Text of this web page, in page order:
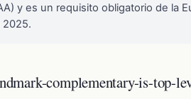
y es un requisito obligatorio de la
2025.
complementary-is-top-